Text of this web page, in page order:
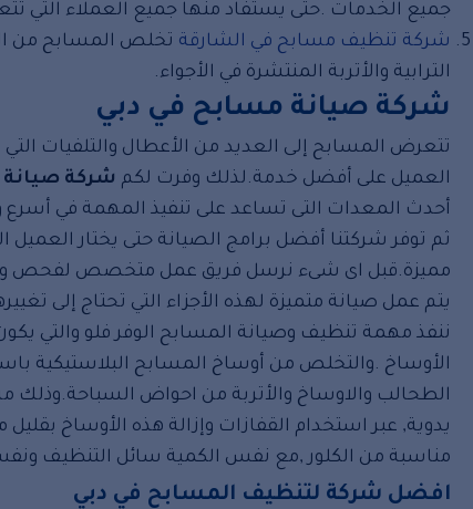
جميع الخدمات .حتى يستفاد منها جميع العملاء التي
شركة تنظيف مسابح في الشارقة تخلص المسابح من
الترابية والأتربة المنتشرة في الأجواء.
شركة صيانة مسابح في دبي
تتعرض المسابح إلى العديد من الأعطال والتلفيات
العميل على أفضل خدمة.لذلك وفرت لكم شركة
أحدث المعدات التى تساعد على تنفيذ المهمة في
ثم توفر شركتنا أفضل برامج الصيانة حتى يختار العميل
مميزة.قبل اى شىء نرسل فريق عمل متخصص لفحص
يتم عمل صيانة متميزة لهذه الأجزاء التي تحتاج إلى
ننفذ مهمة تنظيف وصيانة المسابح الوفر فلو والتي
الأوساخ .والتخلص من أوساخ المسابح البلاستيكية
الطحالب والاوساخ والأتربة من احواض السباحة.وذلك من
يدوية, عبر استخدام القفازات وإزالة هذه الأوساخ
مناسبة من الكلور ,مع نفس الكمية سائل التنظيف
افضل شركة لتنظيف المسابح في دبي